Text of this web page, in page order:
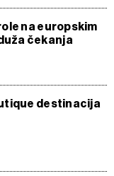
na europskim
čekanja
destinacija